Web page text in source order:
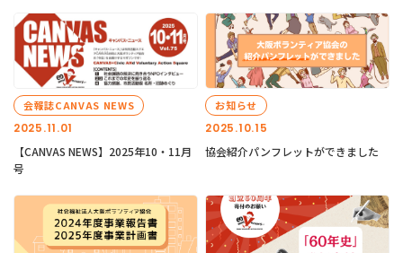
2025.11.01
会報誌CANVAS NEWS
【CANVAS NEWS】2025年10・11月
号
2025.10.15
お知らせ
協会紹介パンフレットができました